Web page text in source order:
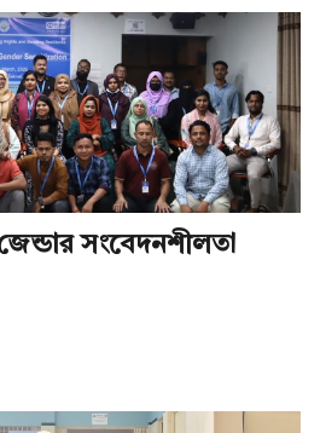
সংবেদনশীলতা